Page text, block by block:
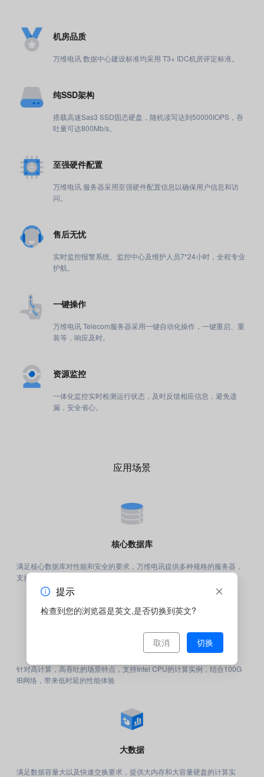
机房品质
万维电讯 数据中心建设标准均采用 T3+ IDC机房评定标准。
纯SSD架构
搭载高速Sas3 SSD固态硬盘，随机读写达到50000IOPS，吞
吐量可达800Mb/s。
至强硬件配置
万维电讯 服务器采用至强硬件配置信息以确保用户信息和访
问。
售后无忧
实时监控报警系统、监控中心及维护人员7*24小时，全程专业
护航。
一键操作
万维电讯 Telecom服务器采用一键自动化操作，一键重启、重
装等，响应及时。
资源监控
一体化监控实时检测运行状态，及时反馈相应信息，避免遗
漏，安全省心。
应用场景
核心数据库
满足核心数据库对性能和安全的要求，万维电讯提供多种规格的服务器，
支持自动化挂载 共享云硬盘
针对高计算，高吞吐的场景特点，支持Intel CPU的计算实例，结合100G
IB网络，带来低时延的性能体验
大数据
满足数据容量大以及快速交换要求，提供大内存和大容量硬盘的计算实
提示
检查到您的浏览器是英文,是否切换到英文?
取消 切换